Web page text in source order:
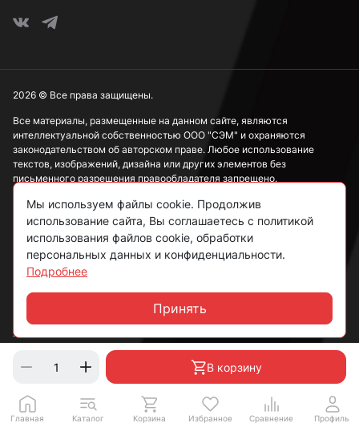
В корзину
М36
М48
Все материалы, размещенные на данном сайте, являются
интеллектуальной собственностью ООО "СЭМ" и охраняются
законодательством об авторском праве. Любое использование
текстов, изображений, дизайна или других элементов без
письменного разрешения правообладателя запрещено.
Информация, представленная на сайте, носит исключительно
ознакомительный характер и не может рассматриваться как
публичная оферта в соответствии со ст. 437 ГК РФ.
Политика конфиденциальности
Согласие на обработку данных
Пользовательское соглашение
2026 © Все права защищены.
Главная Каталог Корзина Избранное Сравнение Профиль
Мы используем файлы cookie. Продолжив
использование сайта, Вы соглашаетесь с политикой
использования файлов cookie, обработки
персональных данных и конфиденциальности.
Подробнее
Принять
Чат